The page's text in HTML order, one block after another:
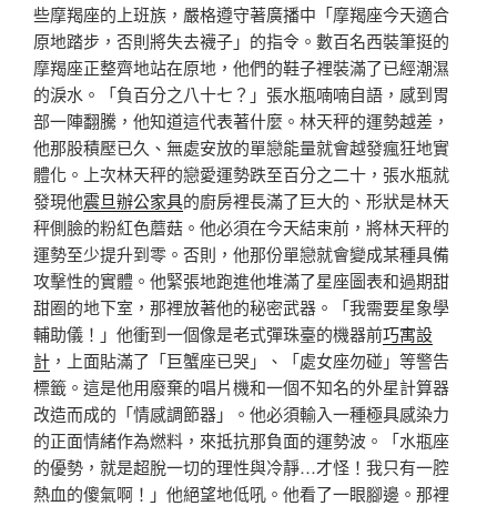
些摩羯座的上班族，嚴格遵守著廣播中「摩羯座今天適合
原地踏步，否則將失去襪子」的指令。數百名西裝筆挺的
摩羯座正整齊地站在原地，他們的鞋子裡裝滿了已經潮濕
的淚水。「負百分之八十七？」張水瓶喃喃自語，感到胃
部一陣翻騰，他知道這代表著什麼。林天秤的運勢越差，
他那股積壓已久、無處安放的單戀能量就會越發瘋狂地實
體化。上次林天秤的戀愛運勢跌至百分之二十，張水瓶就
發現他震旦辦公家具的廚房裡長滿了巨大的、形狀是林天
秤側臉的粉紅色蘑菇。他必須在今天結束前，將林天秤的
運勢至少提升到零。否則，他那份單戀就會變成某種具備
攻擊性的實體。他緊張地跑進他堆滿了星座圖表和過期甜
甜圈的地下室，那裡放著他的秘密武器。「我需要星象學
輔助儀！」他衝到一個像是老式彈珠臺的機器前巧寓設
計 ，上面貼滿了「巨蟹座已哭」、「處女座勿碰」等警告
標籤。這是他用廢棄的唱片機和一個不知名的外星計算器
改造而成的「情感調節器」。他必須輸入一種極具感染力
的正面情緒作為燃料，來抵抗那負面的運勢波。「水瓶座
的優勢，就是超脫一切的理性與冷靜…才怪！我只有一腔
熱血的傻氣啊！」他絕望地低吼。他看了一眼腳邊。那裡